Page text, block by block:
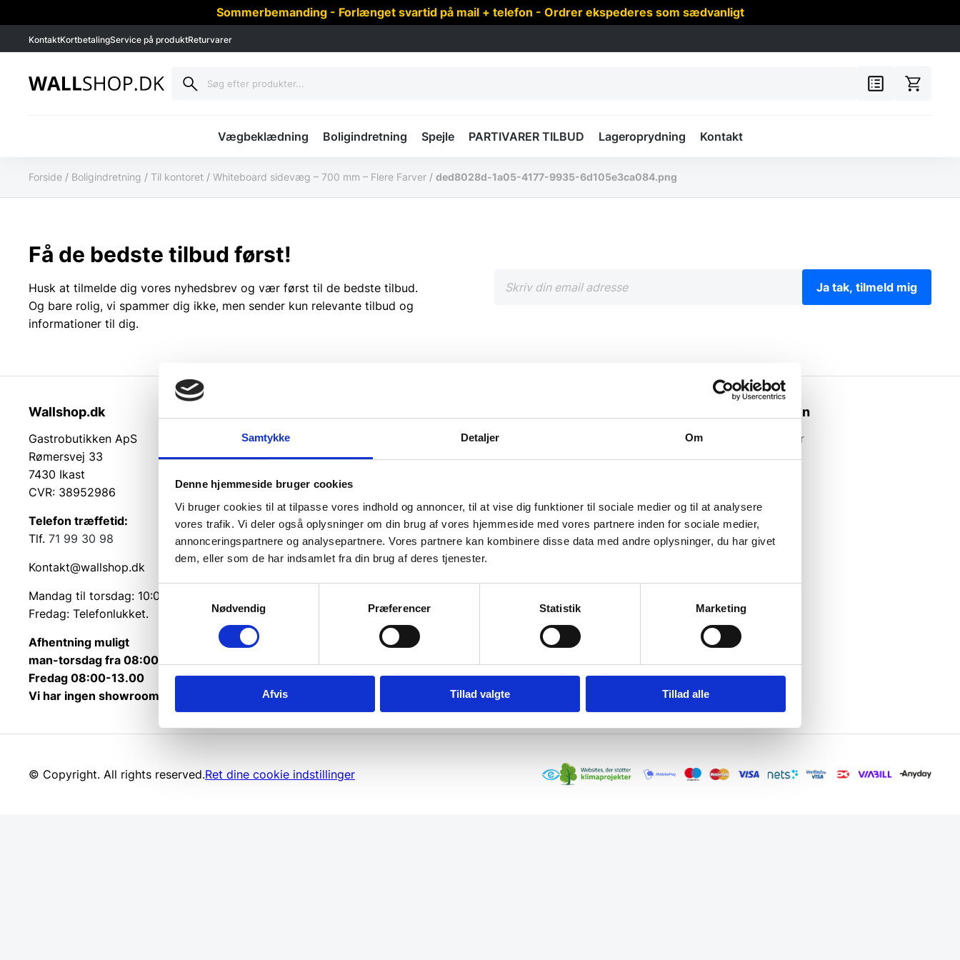
Samtykke Detaljer Om
Denne hjemmeside bruger cookies
Vi bruger cookies til at tilpasse vores indhold og annoncer, til at vise dig funktioner til sociale medier og til at analysere
vores trafik. Vi deler også oplysninger om din brug af vores hjemmeside med vores partnere inden for sociale medier,
annonceringspartnere og analysepartnere. Vores partnere kan kombinere disse data med andre oplysninger, du har givet
dem, eller som de har indsamlet fra din brug af deres tjenester.
Samtykkevalg
Nødvendig
Præferencer Statistik Marketing
Afvis Tillad valgte Tillad alle
Sommerbemanding - Forlænget svartid på mail + telefon - Ordrer ekspederes som sædvanligt
KontaktKortbetalingService på produktReturvarer
Vægbeklædning Boligindretning Spejle PARTIVARER TILBUD Lageroprydning Kontakt
Forside / Boligindretning / Til kontoret / Whiteboard sidevæg – 700 mm – Flere Farver / ded8028d-1a05-4177-9935-6d105e3ca084.png
Få de bedste tilbud først!
Husk at tilmelde dig vores nyhedsbrev og vær først til de bedste tilbud.
Og bare rolig, vi spammer dig ikke, men sender kun relevante tilbud og
informationer til dig.
Ja tak, tilmeld mig
Wallshop.dk
Gastrobutikken ApS
Rømersvej 33
7430 Ikast
CVR: 38952986
Telefon træffetid:
Tlf. 71 99 30 98
Kontakt@wallshop.dk
Mandag til torsdag: 10:00 – 14:00.
Fredag: Telefonlukket.
Afhentning muligt
man-torsdag fra 08:00-16:00.
Fredag 08:00-13.00
Vi har ingen showroom.
Kundeservice
Kontakt
Returvarer
Betingelser og garanti
Cookie info
Forside
Kortbetaling
Webshoppen
Alle produkter
© Copyright. All rights reserved.Ret dine cookie indstillinger